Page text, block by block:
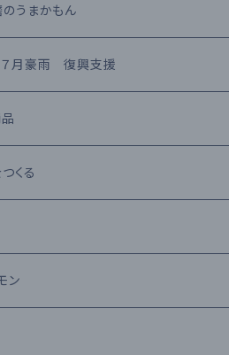
日本酒
古酒 3年以上
古酒 10年以上
度数 30%以上
度数 20%未満
度数 25%前後
うまかもん
物
・調味料
まみ
７月豪雨 復興支援
くる
2023
ン